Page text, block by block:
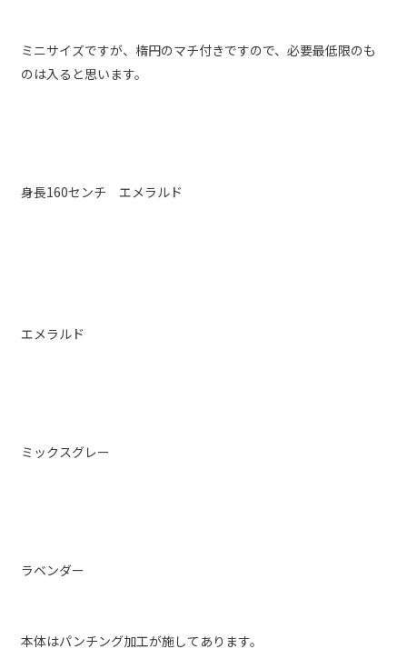
ミニサイズですが、楕円のマチ付きですので、必要最低限のも
のは入ると思います。
身長160センチ エメラルド
エメラルド
ミックスグレー
ラベンダー
本体はパンチング加工が施してあります。